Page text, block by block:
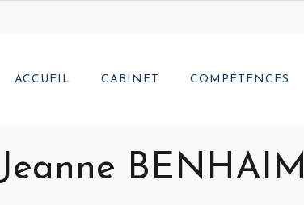
ACCUEIL CABINET COMPÉTENCES
Jeanne BENHAIM